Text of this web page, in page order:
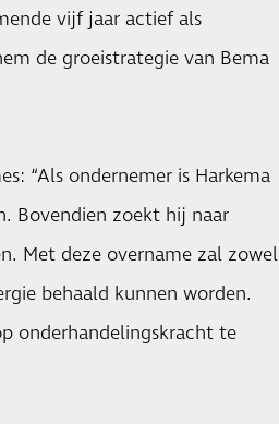
vijf jaar actief als
de groeistrategie van Bema
“Als ondernemer is Harkema
Bovendien zoekt hij naar
Met deze overname zal zowel
behaald kunnen worden.
onderhandelingskracht te